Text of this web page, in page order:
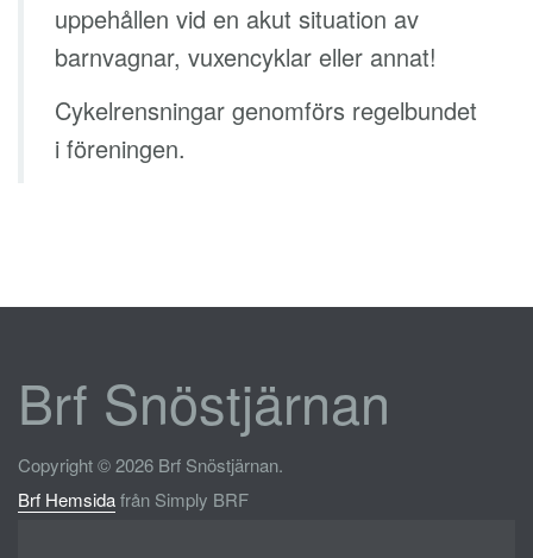
uppehållen vid en akut situation av
barnvagnar, vuxencyklar eller annat!
Cykelrensningar genomförs regelbundet
i föreningen.
Brf Snöstjärnan
Copyright © 2026 Brf Snöstjärnan.
Brf Hemsidafrån Simply BRF